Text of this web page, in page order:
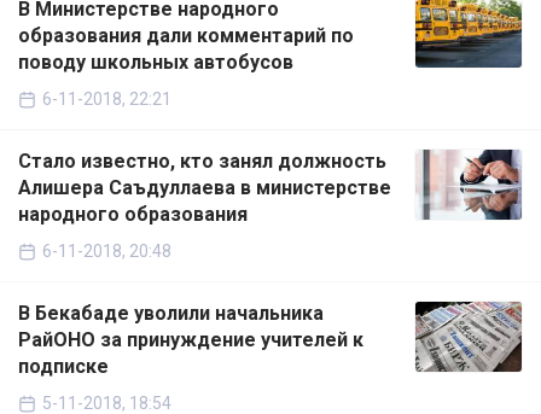
В Министерстве народного
образования дали комментарий по
поводу школьных автобусов
6-11-2018, 22:21
Стало известно, кто занял должность
Алишера Саъдуллаева в министерстве
народного образования
6-11-2018, 20:48
В Бекабаде уволили начальника
РайОНО за принуждение учителей к
подписке
5-11-2018, 18:54